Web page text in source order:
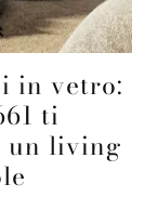
in vetro:
ti
un living